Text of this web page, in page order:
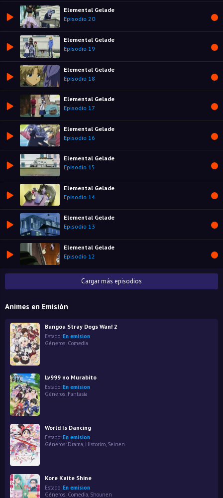
Elemental Gelade
Episodio 20
Elemental Gelade
Episodio 19
Elemental Gelade
Episodio 18
Elemental Gelade
Episodio 17
Elemental Gelade
Episodio 16
Elemental Gelade
Episodio 15
Elemental Gelade
Episodio 14
Elemental Gelade
Episodio 13
Elemental Gelade
Episodio 12
Cargar más episodios
Animes en Emisión
Bungou Stray Dogs Wan! 2
Estado: En emision
Géneros: Comedia
Lv999 no Murabito
Estado: En emision
Géneros: Fantasía
World Is Dancing
Estado: En emision
Géneros: Drama, Historico, Seinen
Kore Kaite Shine
Estado: En emision
Géneros: Comedia, Shounen